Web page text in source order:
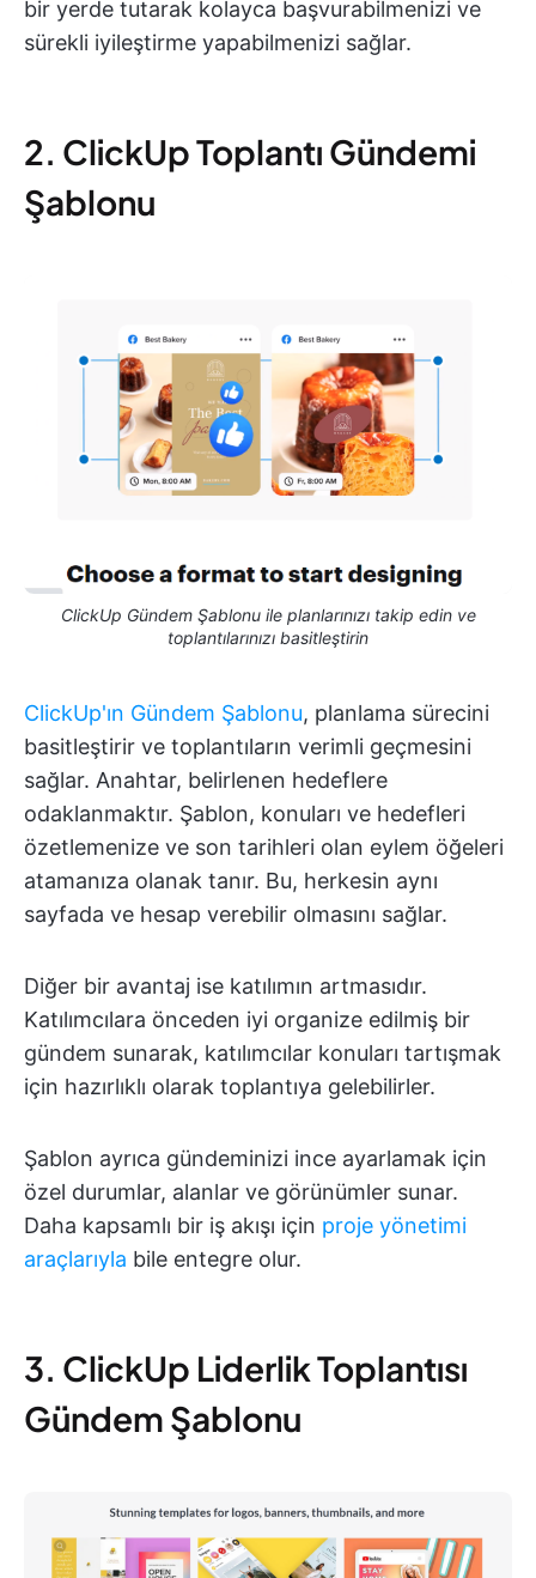
bir yerde tutarak kolayca başvurabilmenizi ve
sürekli iyileştirme yapabilmenizi sağlar.
2. ClickUp Toplantı Gündemi
Şablonu
ClickUp Gündem Şablonu ile planlarınızı takip edin ve
toplantılarınızı basitleştirin
ClickUp'ın Gündem Şablonu, planlama sürecini
basitleştirir ve toplantıların verimli geçmesini
sağlar. Anahtar, belirlenen hedeflere
odaklanmaktır. Şablon, konuları ve hedefleri
özetlemenize ve son tarihleri olan eylem öğeleri
atamanıza olanak tanır. Bu, herkesin aynı
sayfada ve hesap verebilir olmasını sağlar.
Diğer bir avantaj ise katılımın artmasıdır.
Katılımcılara önceden iyi organize edilmiş bir
gündem sunarak, katılımcılar konuları tartışmak
için hazırlıklı olarak toplantıya gelebilirler.
Şablon ayrıca gündeminizi ince ayarlamak için
özel durumlar, alanlar ve görünümler sunar.
Daha kapsamlı bir iş akışı için proje yönetimi
araçlarıyla bile entegre olur.
3. ClickUp Liderlik Toplantısı
Gündem Şablonu